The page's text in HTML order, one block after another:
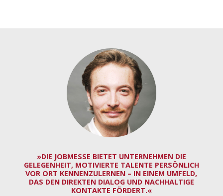
»DIE JOBMESSE BIETET UNTERNEHMEN DIE
GELEGENHEIT, MOTIVIERTE TALENTE PERSÖNLICH
VOR ORT KENNENZULERNEN – IN EINEM UMFELD,
DAS DEN DIREKTEN DIALOG UND NACHHALTIGE
KONTAKTE FÖRDERT.«